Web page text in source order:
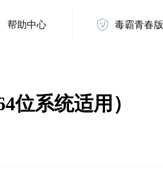
帮助中心 毒霸青春版
位系统适用）